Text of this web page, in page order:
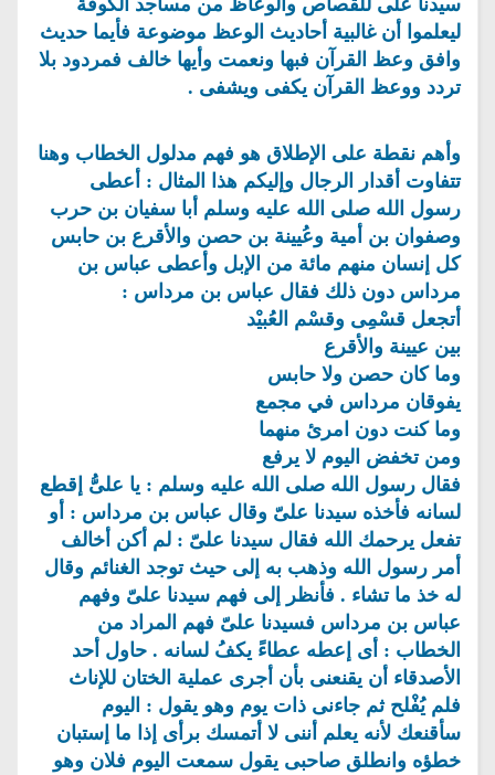
ليعلموا أن غالبية أحاديث الوعظ موضوعة فأيما حديث
وافق وعظ القرآن فبها ونعمت وأيها خالف فمردود بلا
تردد ووعظ القرآن يكفى ويشفى .
وأهم نقطة على الإطلاق هو فهم مدلول الخطاب وهنا
تتفاوت أقدار الرجال وإليكم هذا المثال : أعطى
رسول الله صلى الله عليه وسلم أبا سفيان بن حرب
وصفوان بن أمية وعُيينة بن حصن والأقرع بن حابس
كل إنسان منهم مائة من الإبل وأعطى عباس بن
مرداس دون ذلك فقال عباس بن مرداس :
أتجعل قسْمِى وقسْم العُبيْد
بين عيينة والأقرع
وما كان حصن ولا حابس
يفوقان مرداس في مجمع
وما كنت دون امرئ منهما
ومن تخفض اليوم لا يرفع
فقال رسول الله صلى الله عليه وسلم : يا علىُّ إقطع
لسانه فأخذه سيدنا علىّ وقال عباس بن مرداس : أو
تفعل يرحمك الله فقال سيدنا علىّ : لم أكن أخالف
أمر رسول الله وذهب به إلى حيث توجد الغنائم وقال
له خذ ما تشاء . فأنظر إلى فهم سيدنا علىّ وفهم
عباس بن مرداس فسيدنا علىّ فهم المراد من
الخطاب : أى إعطه عطاءً يكفُ لسانه . حاول أحد
الأصدقاء أن يقنعنى بأن أجرى عملية الختان للإناث
فلم يُفْلح ثم جاءنى ذات يوم وهو يقول : اليوم
سأقنعك لأنه يعلم أننى لا أتمسك برأى إذا ما إستبان
خطؤه وانطلق صاحبى يقول سمعت اليوم فلان وهو